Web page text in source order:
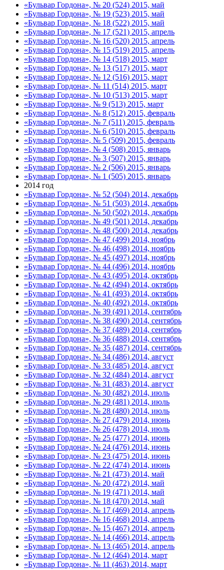
«Бульвар Гордона», № 20 (524) 2015, май
«Бульвар Гордона», № 19 (523) 2015, май
«Бульвар Гордона», № 18 (522) 2015, май
«Бульвар Гордона», № 17 (521) 2015, апрель
«Бульвар Гордона», № 16 (520) 2015, апрель
«Бульвар Гордона», № 15 (519) 2015, апрель
«Бульвар Гордона», № 14 (518) 2015, март
«Бульвар Гордона», № 13 (517) 2015, март
«Бульвар Гордона», № 12 (516) 2015, март
«Бульвар Гордона», № 11 (514) 2015, март
«Бульвар Гордона», № 10 (513) 2015, март
«Бульвар Гордона», № 9 (513) 2015, март
«Бульвар Гордона», № 8 (512) 2015, февраль
«Бульвар Гордона», № 7 (511) 2015, февраль
«Бульвар Гордона», № 6 (510) 2015, февраль
«Бульвар Гордона», № 5 (509) 2015, февраль
«Бульвар Гордона», № 4 (508) 2015, январь
«Бульвар Гордона», № 3 (507) 2015, январь
«Бульвар Гордона», № 2 (506) 2015, январь
«Бульвар Гордона», № 1 (505) 2015, январь
2014 год
«Бульвар Гордона», № 52 (504) 2014, декабрь
«Бульвар Гордона», № 51 (503) 2014, декабрь
«Бульвар Гордона», № 50 (502) 2014, декабрь
«Бульвар Гордона», № 49 (501) 2014, декабрь
«Бульвар Гордона», № 48 (500) 2014, декабрь
«Бульвар Гордона», № 47 (499) 2014, ноябрь
«Бульвар Гордона», № 46 (498) 2014, ноябрь
«Бульвар Гордона», № 45 (497) 2014, ноябрь
«Бульвар Гордона», № 44 (496) 2014, ноябрь
«Бульвар Гордона», № 43 (495) 2014, октябрь
«Бульвар Гордона», № 42 (494) 2014, октябрь
«Бульвар Гордона», № 41 (493) 2014, октябрь
«Бульвар Гордона», № 40 (492) 2014, октябрь
«Бульвар Гордона», № 39 (491) 2014, сентябрь
«Бульвар Гордона», № 38 (490) 2014, сентябрь
«Бульвар Гордона», № 37 (489) 2014, сентябрь
«Бульвар Гордона», № 36 (488) 2014, сентябрь
«Бульвар Гордона», № 35 (487) 2014, сентябрь
«Бульвар Гордона», № 34 (486) 2014, август
«Бульвар Гордона», № 33 (485) 2014, август
«Бульвар Гордона», № 32 (484) 2014, август
«Бульвар Гордона», № 31 (483) 2014, август
«Бульвар Гордона», № 30 (482) 2014, июль
«Бульвар Гордона», № 29 (481) 2014, июль
«Бульвар Гордона», № 28 (480) 2014, июль
«Бульвар Гордона», № 27 (479) 2014, июнь
«Бульвар Гордона», № 26 (478) 2014, июль
«Бульвар Гордона», № 25 (477) 2014, июнь
«Бульвар Гордона», № 24 (476) 2014, июнь
«Бульвар Гордона», № 23 (475) 2014, июнь
«Бульвар Гордона», № 22 (474) 2014, июнь
«Бульвар Гордона», № 21 (473) 2014, май
«Бульвар Гордона», № 20 (472) 2014, май
«Бульвар Гордона», № 19 (471) 2014, май
«Бульвар Гордона», № 18 (470) 2014, май
«Бульвар Гордона», № 17 (469) 2014, апрель
«Бульвар Гордона», № 16 (468) 2014, апрель
«Бульвар Гордона», № 15 (467) 2014, апрель
«Бульвар Гордона», № 14 (466) 2014, апрель
«Бульвар Гордона», № 13 (465) 2014, апрель
«Бульвар Гордона», № 12 (464) 2014, март
«Бульвар Гордона», № 11 (463) 2014, март